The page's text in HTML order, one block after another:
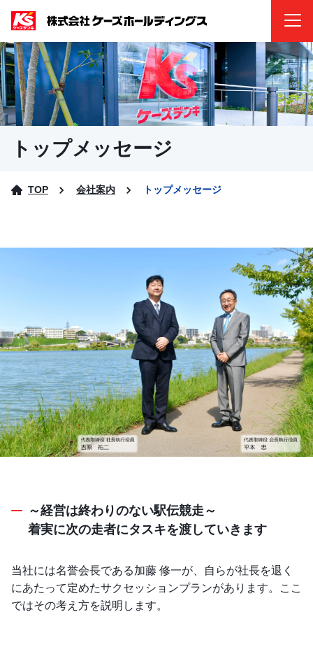
トップメッセージ
TOP 会社案内 トップメッセージ
～経営は終わりのない駅伝競走～
着実に次の走者にタスキを渡していきます
当社には名誉会長である加藤 修一が、自らが社長を退く
にあたって定めたサクセッションプランがあります。ここ
ではその考え方を説明します。